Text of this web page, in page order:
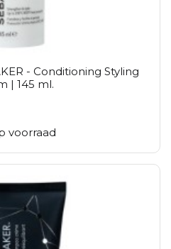
- Conditioning Styling
| 145 ml.
voorraad